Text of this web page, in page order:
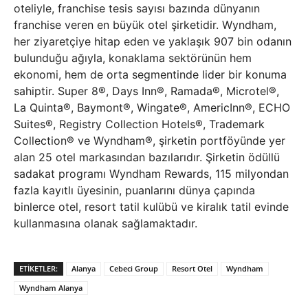
oteliyle, franchise tesis sayısı bazında dünyanın
franchise veren en büyük otel şirketidir. Wyndham,
her ziyaretçiye hitap eden ve yaklaşık 907 bin odanın
bulunduğu ağıyla, konaklama sektörünün hem
ekonomi, hem de orta segmentinde lider bir konuma
sahiptir. Super 8®, Days Inn®, Ramada®, Microtel®,
La Quinta®, Baymont®, Wingate®, AmericInn®, ECHO
Suites®, Registry Collection Hotels®, Trademark
Collection® ve Wyndham®, şirketin portföyünde yer
alan 25 otel markasından bazılarıdır. Şirketin ödüllü
sadakat programı Wyndham Rewards, 115 milyondan
fazla kayıtlı üyesinin, puanlarını dünya çapında
binlerce otel, resort tatil kulübü ve kiralık tatil evinde
kullanmasına olanak sağlamaktadır.
ETIKETLER: Alanya Cebeci Group Resort Otel
Wyndham
Wyndham Alanya